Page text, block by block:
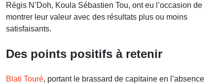
Régis N’Doh, Koula Sébastien Tou, ont eu l’occasion de
montrer leur valeur avec des résultats plus ou moins
satisfaisants.
Des points positifs à retenir
Blati Touré, portant le brassard de capitaine en l’absence